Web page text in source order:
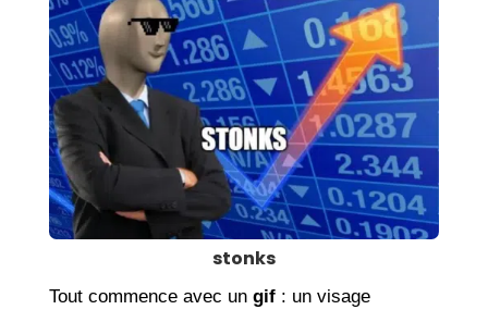
stonks
Tout commence avec un gif: un visage